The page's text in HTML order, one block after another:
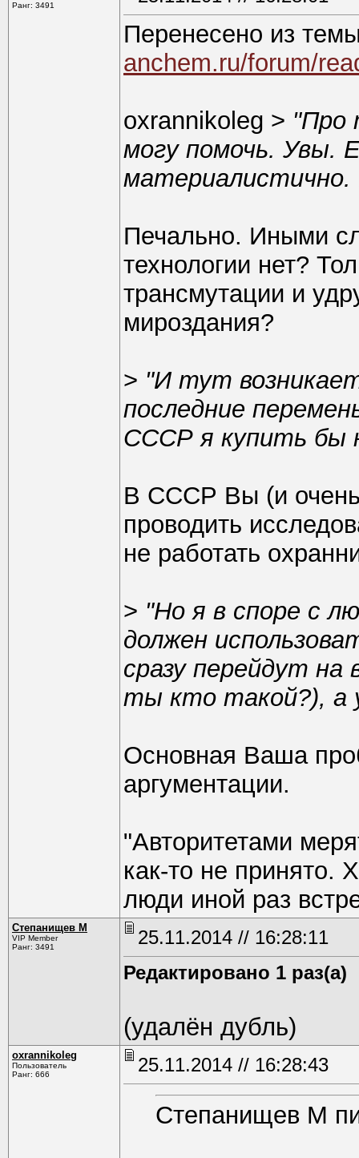
Ранг: 3491
Перенесено из
anchem.ru/forum/
oxrannikoleg > "Про
могу помочь. Увы.
материалистично.
Печально. Иными
технологии нет?
трансмутации и
мироздания?
> "И тут
последние
СССР я купить бы
В СССР Вы (и очень
проводить
не работать
> "Но я в споре с
должен
сразу перейдут
ты кто такой?), а
Основная Ваша
аргументации.
"Авторитетами
как-то не принято.
люди иной раз
Степанищев М
VIP Member
Ранг: 3491
25.11.2014 // 16:28:11
Редактировано 1 раз(а)
(удалён дубль)
oxrannikoleg
Пользователь
Ранг: 666
25.11.2014 // 16:28:43
Степанищев М